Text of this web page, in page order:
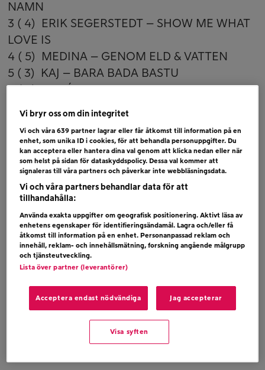
NAMN
3 ( 4) ERIK SEGERSTEDT – SHOW ME WHAT
LOVE IS
4 ( 5) MEDINA – GENOM ELD & VATTEN
5 ( 3) KAJ – BARA BADA BASTU
Bubblare
VILHELM BUCHAUS – I´M YOURS
DASHA – NOT AT THIS PARTY
VELLA – ALL MY LOVE
Vi bryr oss om din integritet
Vi och våra639 partner lagrar eller får åtkomst till information på en
enhet, som unika ID i cookies, för att behandla personuppgifter. Du
kan acceptera eller hantera dina val genom att klicka nedan eller när
som helst på sidan för dataskyddspolicy. Dessa val kommer att
signaleras till våra partners och påverkar inte webbläsningsdata.
Vi och våra partners behandlar data för att
tillhandahålla:
Använda exakta uppgifter om geografisk positionering. Aktivt läsa av
enhetens egenskaper för identifieringsändamål. Lagra och/eller få
åtkomst till information på en enhet. Personanpassad reklam och
innehåll, reklam- och innehållsmätning, forskning angående målgrupp
och tjänsteutveckling.
Lista över partner (leverantörer)
Acceptera endast nödvändiga Jag accepterar
Visa syften